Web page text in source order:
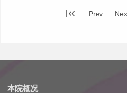
Prev
本院概况